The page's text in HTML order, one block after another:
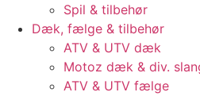
Spil & tilbehør
Dæk, fælge & tilbehør
ATV & UTV dæk
Motoz dæk & div.
ATV & UTV fælge